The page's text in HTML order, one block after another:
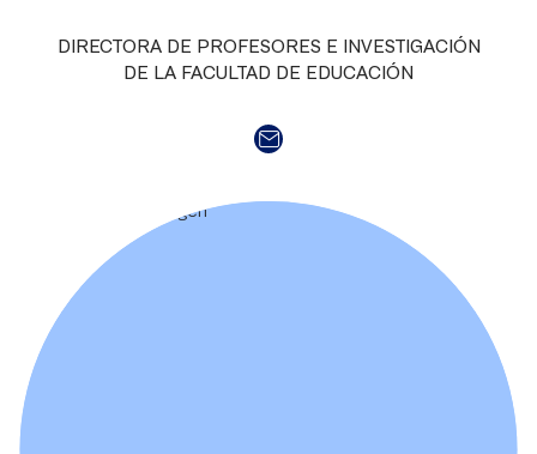
DIRECTORA DE PROFESORES E INVESTIGACIÓN
DE LA FACULTAD DE EDUCACIÓN